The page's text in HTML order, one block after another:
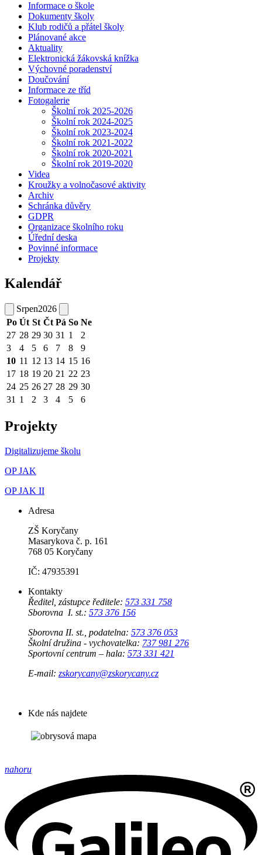
Informace o škole
Dokumenty školy
Klub rodičů a přátel školy
Plánované akce
Aktuality
Elektronická žákovská knížka
Výchovné poradenství
Doučování
Informace ze tříd
Fotogalerie
Školní rok 2025-2026
Školní rok 2024-2025
Školní rok 2023-2024
Školní rok 2021-2022
Školní rok 2020-2021
Školní rok 2019-2020
Videa
Kroužky a volnočasové aktivity
Archiv
Schránka důvěry
GDPR
Organizace školního roku
Úřední deska
Povinné informace
Projekty
Kalendář
Srpen2026
Po Út St Čt Pá So Ne
27 28 29 30 31 1
2
3
4 5 6 7 8
9
10 11 12 13 14 15 16
17 18 19 20 21 22 23
24 25 26 27 28 29 30
31 1 2 3 4 5 6
Projekty
Digitalizujeme školu
OP JAK
OP JAK II
Adresa
ZŠ Koryčany
Masarykova č. p. 161
768 05 Koryčany
IČ: 47935391
Kontakty
Ředitel, zástupce ředitele: 573 331 758
Sborovna I. st.: 573 376 156
Sborovna II. st., podatelna: 573 376 053
Školní družina - vychovatelka: 737 981 276
Sportovní centrum – hala: 573 331 421
E-mail: zskorycany@zskorycany.cz
Kde nás najdete
nahoru